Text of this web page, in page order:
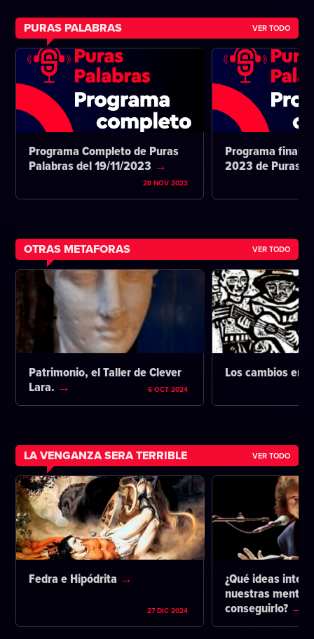
PURAS PALABRAS VER TODO
Programa Completo de Puras
Palabras del 19/11/2023
28 NOV 2023
Programa final
2023 de Puras
OTRAS METAFORAS VER TODO
Patrimonio, el Taller de Clever
Lara.
6 OCT 2024
Los cambios en
LA VENGANZA SERA TERRIBLE VER TODO
Fedra e Hipódrita
27 DIC 2024
¿Qué ideas
nuestras mentes
conseguirlo?